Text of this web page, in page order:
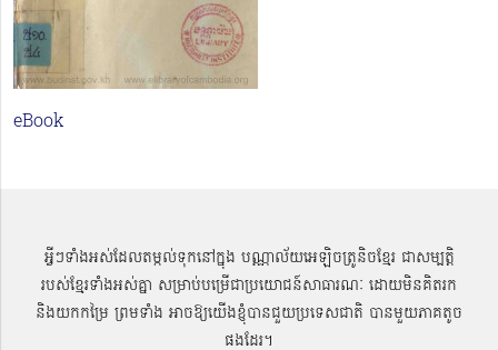
eBook
អ្វីៗទាំងអស់ដែលតម្កល់ទុកនៅក្នុង បណ្ណាល័យអេឡិចត្រូនិចខ្មែរ ជាសម្បតិ្ត
របស់ខ្មែរទាំងអស់គ្នា សម្រាប់បម្រើជាប្រយោជន៍សាធារណៈ ដោយមិនគិតរក
និងយកកម្រៃ ព្រមទាំង អាចឱ្យយើងខ្ញុំបានជួយប្រទេសជាតិ បានមួយភាគតូច
ផងដែរ។